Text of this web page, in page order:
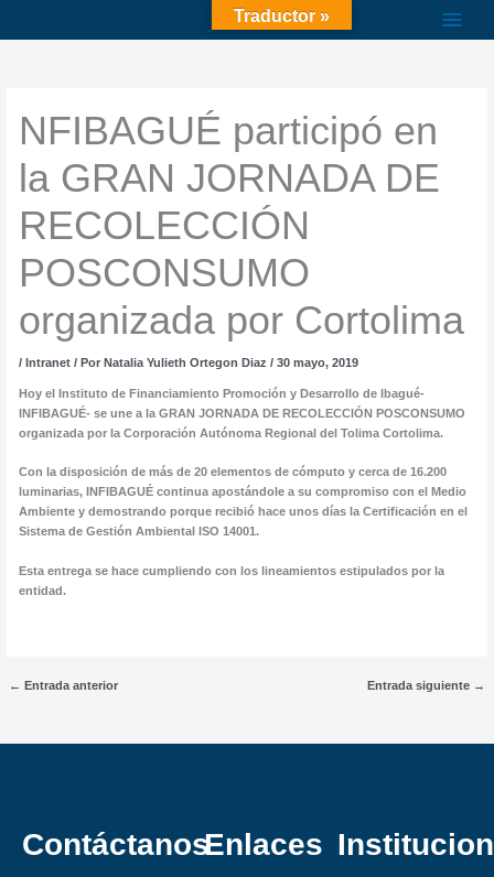
NFIBAGUÉ participó en
la GRAN JORNADA DE
RECOLECCIÓN
POSCONSUMO
organizada por Cortolima
/ Intranet/ Por Natalia Yulieth Ortegon Diaz / 30 mayo, 2019
Hoy el Instituto de Financiamiento Promoción y Desarrollo de Ibagué-
INFIBAGUÉ- se une a la GRAN JORNADA DE RECOLECCIÓN POSCONSUMO
organizada por la Corporación Autónoma Regional del Tolima Cortolima.
Con la disposición de más de 20 elementos de cómputo y cerca de 16.200
luminarias, INFIBAGUÉ continua apostándole a su compromiso con el Medio
Ambiente y demostrando porque recibió hace unos días la Certificación en el
Sistema de Gestión Ambiental ISO 14001.
Esta entrega se hace cumpliendo con los lineamientos estipulados por la
entidad.
← Entrada anterior Entrada siguiente →
ContáctanosEnlaces
Traductor »